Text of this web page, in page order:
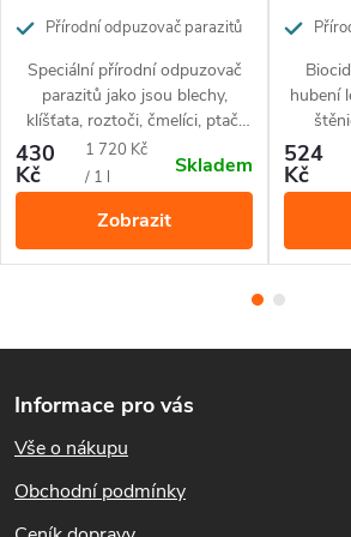
Skladování
Skladujte při teplote do 25°C, v suchu.
Složení
Oxid křemičitý, CAS 112926-00-8,
Doba použitelnosti 2 roky od data výroby
Přírodní odpuzovač parazitů
Speciální přírodní odpuzovač
parazitů jako jsou blechy,
klíšťata, roztoči, čmelíci, ptačí
všenky a další paraziti. Aplikuje
se do srsti a peří zvířat.
430
Kč
Měrná
cena:
1 720 Kč
/ 1 l
Skladem
Zobrazit
hubení
524
Kč
á
p
Informace pro vás
Vše o nákupu
Obchodní podmínky